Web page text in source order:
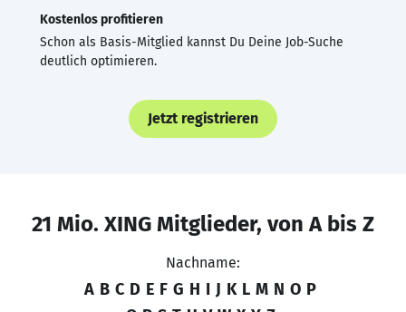
Kostenlos profitieren
Schon als Basis-Mitglied kannst Du Deine Job-Suche
deutlich optimieren.
Jetzt registrieren
21 Mio. XING Mitglieder, von A bis Z
Nachname:
A B C D E F G H I J K L M N O P